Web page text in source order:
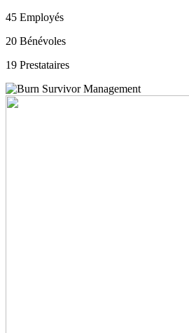
45 Employés
20 Bénévoles
19 Prestataires